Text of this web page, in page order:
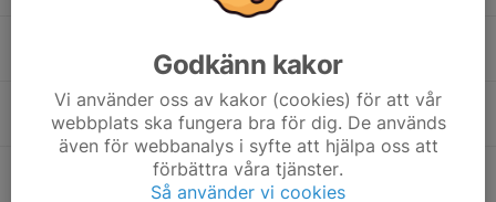
Godkänn kakor
Vi använder oss av kakor (cookies) för att vår
webbplats ska fungera bra för dig. De används
även för webbanalys i syfte att hjälpa oss att
förbättra våra tjänster.
Så använder vi cookies